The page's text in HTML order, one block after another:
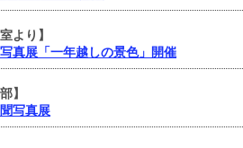
より】
真展「一年越しの景色」開催
】
写真展